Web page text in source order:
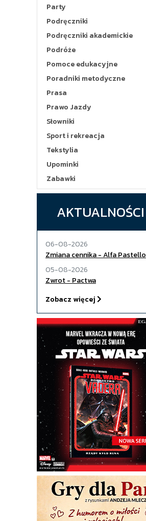
Party
Podręczniki
Podręczniki akademickie
Podróże
Pomoce edukacyjne
Poradniki metodyczne
Prasa
Prawo Jazdy
Słowniki
Sport i rekreacja
Tekstylia
Upominki
Zabawki
AKTUALNOŚCI
06-08-2026
Zmiana cennika - Alfa Pastello
05-08-2026
Zwrot - Pactwa
Zobacz więcej